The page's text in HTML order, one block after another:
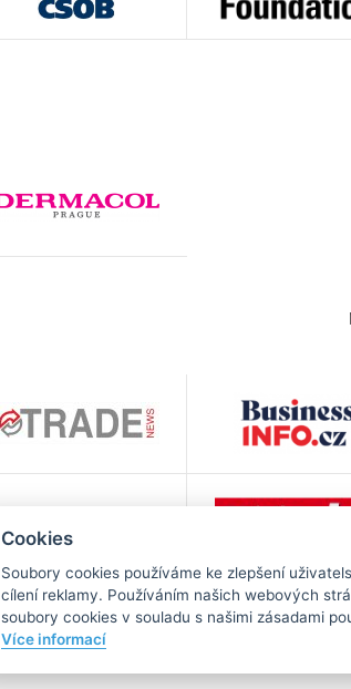
Cookies
Soubory cookies používáme ke zlepšení
cílení reklamy. Používáním našich webových
soubory cookies v souladu s našimi zásadami
Více informací